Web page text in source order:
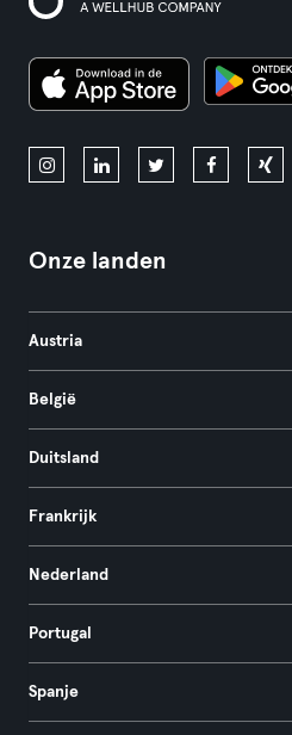
Onze landen
Austria
België
Duitsland
Frankrijk
Nederland
Portugal
Spanje